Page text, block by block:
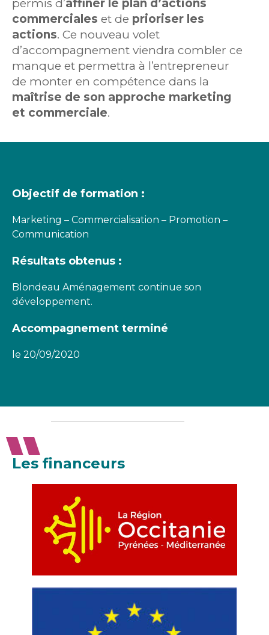
permis d’affiner le plan d’actions
commerciales et de prioriser les
actions. Ce nouveau volet
d’accompagnement viendra combler ce
manque et permettra à l’entrepreneur
de monter en compétence dans la
maîtrise de son approche marketing
et commerciale.
Objectif de formation :
Marketing – Commercialisation – Promotion –
Communication
Résultats obtenus :
Blondeau Aménagement continue son
développement.
Accompagnement terminé
le 20/09/2020
Les financeurs